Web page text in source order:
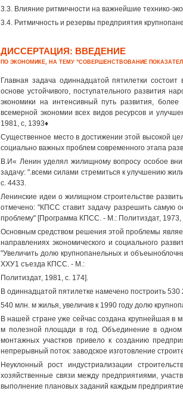
3.3. Влияние ритмичности на важнейшие технико-
3.4. Ритмичность и резервы предприятия
ДИССЕРТАЦИЯ: ВВЕДЕНИЕ
ПО ЭКОНОМИКЕ, НА ТЕМУ "СОВЕРШЕНСТВОВАНИЕ
Главная задача одиннадцатой пятилетки
основе устойчивого, поступательного развития
экономики на интенсивный путь развития, более
всемерной экономии всех видов ресурсов и
1981, с, 1393♦
Существенное место в достижении этой высокой
социально важных проблем современного этапа
В.И« Ленин уделял жилищному вопросу особое
задачу: ".всеми силами стремиться к улучшению
с. 4433.
Ленинские идеи о жилищном строительстве
отмечено: "КПСС ставит задачу разрешить самую
проблему" [Программа КПСС. - М.: Политиздат, 1973,
Основным средством решения этой проблемы
направлениях экономического и социального
"Увеличить долю крупнопанельных и
ХХУ1 съезда КПСС. - М.:
Политиздат, 1981, с. 174].
В одиннадцатой пятилетке намечено построить 530
540 млн. м жилья, увеличив к 1990 году долю
В нашей стране уже сейчас создана крупнейшая в
м полезной площади в год. Объединение в одном
монтажных участков привело к созданию
непрерывный поток: заводское изготовление
Неуклонный рост индустриализации
хозяйственные связи между предприятиями,
выполнение плановых заданий каждым